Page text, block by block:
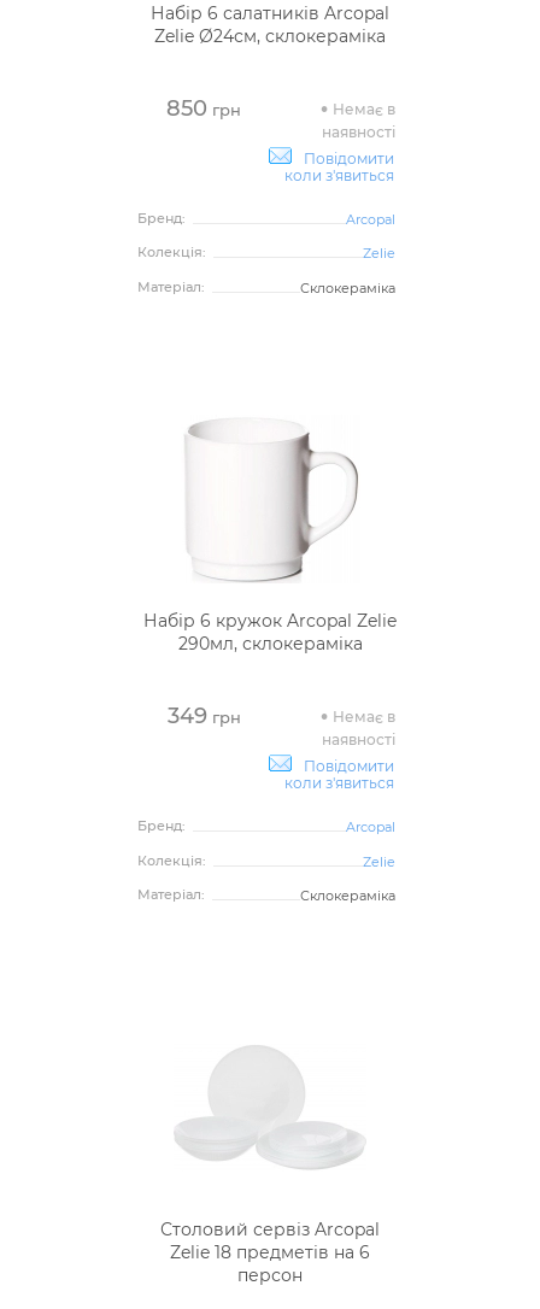
Набір 6 салатників Arcopal
Zelie Ø24см, склокераміка
850 грн
Немає в
наявності
Повідомити
коли з'явиться
Бренд:
Arcopal
Колекція:
Zelie
Матеріал:
Склокераміка
Набір 6 кружок Arcopal Zelie
290мл, склокераміка
349грн
Немає в
наявності
Повідомити
коли з'явиться
Бренд:
Arcopal
Колекція:
Zelie
Матеріал:
Склокераміка
Столовий сервіз Arcopal
Zelie 18 предметів на 6
персон